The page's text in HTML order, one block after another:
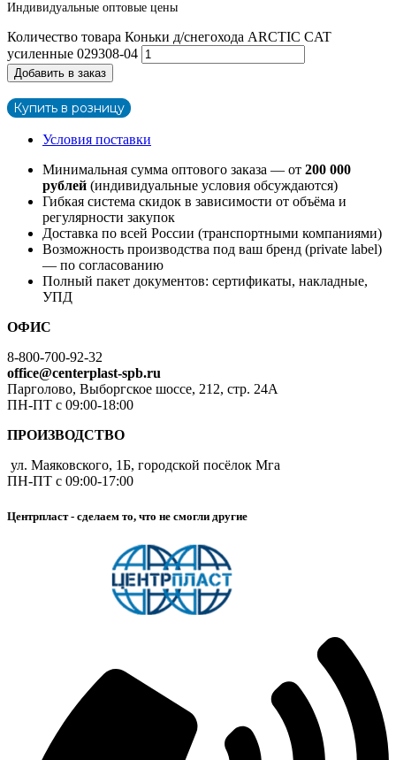
Индивидуальные оптовые цены
Количество товара Коньки д/снегохода ARCTIC CAT
усиленные 029308-04
Добавить в заказ
Купить в розницу
Условия поставки
Минимальная сумма оптового заказа — от 200 000
рублей (индивидуальные условия обсуждаются)
Гибкая система скидок в зависимости от объёма и
регулярности закупок
Доставка по всей России (транспортными компаниями)
Возможность производства под ваш бренд (private label)
— по согласованию
Полный пакет документов: сертификаты, накладные,
УПД
ОФИС
8-800-700-92-32
office@centerplast-spb.ru
Парголово, Выборгское шоссе, 212, стр. 24А
ПН-ПТ с 09:00-18:00
ПРОИЗВОДСТВО
ул. Маяковского, 1Б, городской посёлок Мга
ПН-ПТ с 09:00-17:00
Центрпласт - сделаем то, что не смогли другие